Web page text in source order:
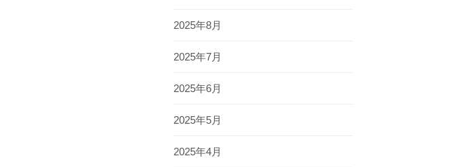
2025年8月
2025年7月
2025年6月
2025年5月
2025年4月